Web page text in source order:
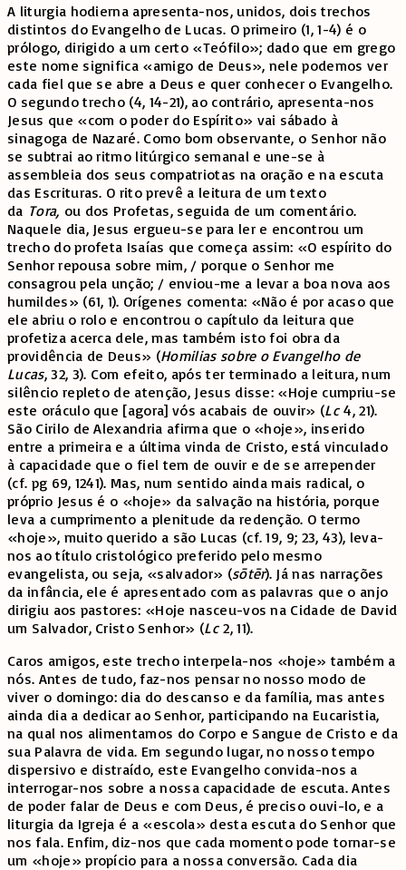
A liturgia hodierna apresenta-nos, unidos, dois trechos
distintos do Evangelho de Lucas. O primeiro (1, 1-4) é o
prólogo, dirigido a um certo «Teófilo»; dado que em grego
este nome significa «amigo de Deus», nele podemos ver
cada fiel que se abre a Deus e quer conhecer o Evangelho.
O segundo trecho (4, 14-21), ao contrário, apresenta-nos
Jesus que «com o poder do Espírito» vai sábado à
sinagoga de Nazaré. Como bom observante, o Senhor não
se subtrai ao ritmo litúrgico semanal e une-se à
assembleia dos seus compatriotas na oração e na escuta
das Escrituras. O rito prevê a leitura de um texto
da Tora, ou dos Profetas, seguida de um comentário.
Naquele dia, Jesus ergueu-se para ler e encontrou um
trecho do profeta Isaías que começa assim: «O espírito do
Senhor repousa sobre mim, / porque o Senhor me
consagrou pela unção; / enviou-me a levar a boa nova aos
humildes» (61, 1). Orígenes comenta: «Não é por acaso que
ele abriu o rolo e encontrou o capítulo da leitura que
profetiza acerca dele, mas também isto foi obra da
providência de Deus» (Homilias sobre o Evangelho de
Lucas, 32, 3). Com efeito, após ter terminado a leitura, num
silêncio repleto de atenção, Jesus disse: «Hoje cumpriu-se
este oráculo que [agora] vós acabais de ouvir» (Lc4, 21).
São Cirilo de Alexandria afirma que o «hoje», inserido
entre a primeira e a última vinda de Cristo, está vinculado
à capacidade que o fiel tem de ouvir e de se arrepender
(cf. pg 69, 1241). Mas, num sentido ainda mais radical, o
próprio Jesus é o «hoje» da salvação na história, porque
leva a cumprimento a plenitude da redenção. O termo
«hoje», muito querido a são Lucas (cf. 19, 9; 23, 43), leva-
nos ao título cristológico preferido pelo mesmo
evangelista, ou seja, «salvador» (sōtēr). Já nas narrações
da infância, ele é apresentado com as palavras que o anjo
dirigiu aos pastores: «Hoje nasceu-vos na Cidade de David
um Salvador, Cristo Senhor» (Lc2, 11).
Caros amigos, este trecho interpela-nos «hoje» também a
nós. Antes de tudo, faz-nos pensar no nosso modo de
viver o domingo: dia do descanso e da família, mas antes
ainda dia a dedicar ao Senhor, participando na Eucaristia,
na qual nos alimentamos do Corpo e Sangue de Cristo e da
sua Palavra de vida. Em segundo lugar, no nosso tempo
dispersivo e distraído, este Evangelho convida-nos a
interrogar-nos sobre a nossa capacidade de escuta. Antes
de poder falar de Deus e com Deus, é preciso ouvi-lo, e a
liturgia da Igreja é a «escola» desta escuta do Senhor que
nos fala. Enfim, diz-nos que cada momento pode tornar-se
um «hoje» propício para a nossa conversão. Cada dia